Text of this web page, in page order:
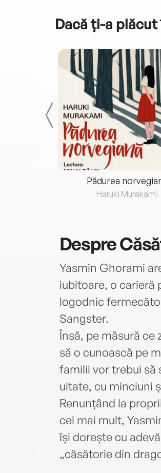
Dacă ți-a
Pădurea
Haruki Murakami
Despre
Yasmin Ghorami
iubitoare, o carieră
logodnic
Sangster.
Însă, pe măsură ce
să o cunoască pe
familii vor trebui să
uitate, cu minciuni
Renunțând la
cel mai mult,
își dorește cu
„căsătorie din